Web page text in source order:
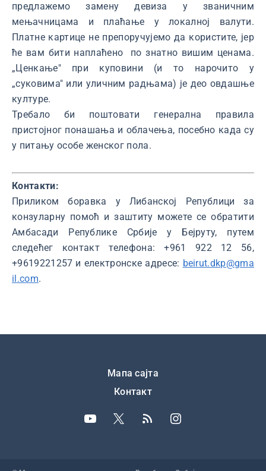
предлажемо замену девиза у званичним
мењачницама и плаћање у локалној валути.
Платне картице не препоручујемо да користите, јер
ће вам бити наплаћено по знатно вишим ценама.
„Ценкање" при куповини (и то нарочито у
„суковима" или уличним радњама) је део овдашње
културе.
Требало би поштовати генерална правила
пристојног понашања и облачења, посебно када су
у питању особе женског пола.
Контакти:
Приликом боравка у Либанској Републици за
конзуларну помоћ и заштиту можете се обратити
Амбасади Републике Србије у Бејруту, путем
следећег контакт телефона: +961 922 12 56,
+9619221257 и електронске адресе: beirut.dkp@gma
il.com.
Мапа сајта
Контакт